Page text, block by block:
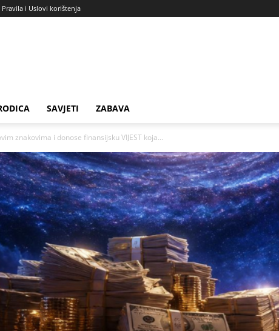
Pravila i Uslovi korištenja
SAVJETI ZABAVA
znakovima i donose finansijsku VIJEST koja...